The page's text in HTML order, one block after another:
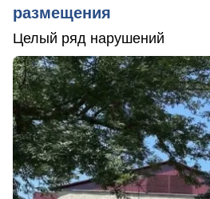
размещения
Целый ряд нарушений